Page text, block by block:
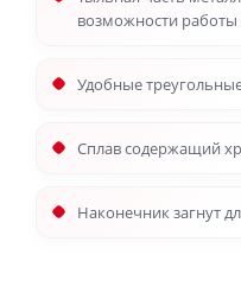
возможности
Удобные
Сплав содержащий
Наконечник загнут